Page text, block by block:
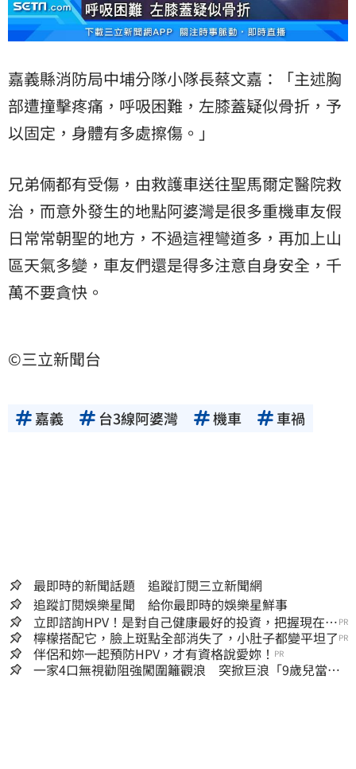
嘉義縣消防局中埔分隊小隊長蔡文嘉：「主述胸
部遭撞擊疼痛，呼吸困難，左膝蓋疑似骨折，予
以固定，身體有多處擦傷。」
兄弟倆都有受傷，由救護車送往聖馬爾定醫院救
治，而意外發生的地點阿婆灣是很多重機車友假
日常常朝聖的地方，不過這裡彎道多，再加上山
區天氣多變，車友們還是得多注意自身安全，千
萬不要貪快。
©三立新聞台
嘉義 台3線阿婆灣 機車 車禍
最即時的新聞話題 追蹤訂閱三立新聞網
追蹤訂閱娛樂星聞 給你最即時的娛樂星鮮事
立即諮詢HPV！是對自己健康最好的投資，把握現在不
嫌晚！
PR
檸檬搭配它，臉上斑點全部消失了，小肚子都變平坦了 PR
伴侶和妳一起預防HPV，才有資格說愛妳！ PR
一家4口無視勸阻強闖圍籬觀浪 突掀巨浪「9歲兒當場